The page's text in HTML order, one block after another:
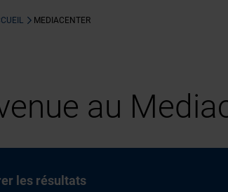
MEDIACENTER
au
les résultats